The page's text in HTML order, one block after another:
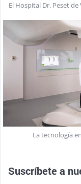
El Hospital Dr. Peset
La tecnología
Suscríbete a